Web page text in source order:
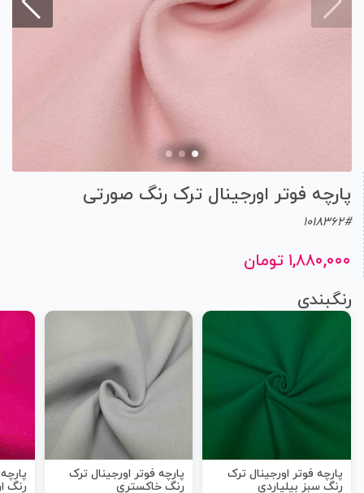
پارچه فوتر اورجینال ترک رنگ صورتی
1018362#
۱,۸۸۰,۰۰۰ تومان
رنگبندی
پارچه فوتر اورجینال ترک
رنگ سبز بیلیاردی
پارچه فوتر اورجینال ترک
رنگ خاکستری
رنگ